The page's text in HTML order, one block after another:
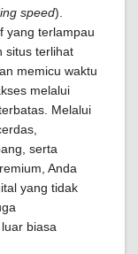
speed).
yang terlampau
situs terlihat
memicu waktu
melalui
Melalui
serta
Anda
yang tidak
biasa